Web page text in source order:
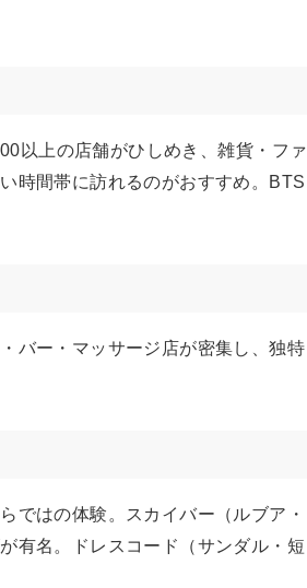
以上の店舗がひしめき、雑貨・ファ
時間帯に訪れるのがおすすめ。BTS
バー・マッサージ店が密集し、独特
ではの体験。スカイバー（ルブア・
有名。ドレスコード（サンダル・短